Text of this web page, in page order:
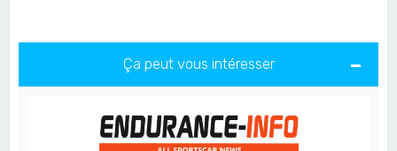
Ça peut vous intéresser